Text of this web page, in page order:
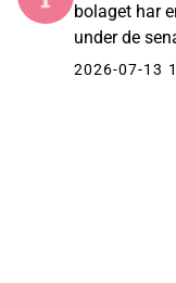
bolaget har
under de
2026-07-13